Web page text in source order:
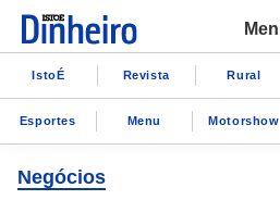
IstoÉ Revista Rural
Esportes Menu Motorshow
Negócios